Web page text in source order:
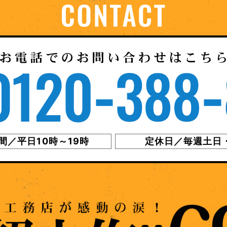
／平日10時～19時 定休日／毎週土日